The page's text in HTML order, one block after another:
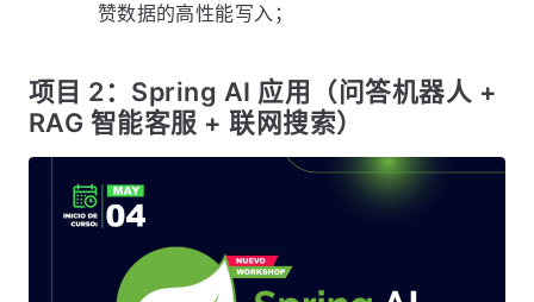
赞数据的高性能写入；
项目 2：Spring AI 应用（问答机器人 +
RAG 智能客服 + 联网搜索）